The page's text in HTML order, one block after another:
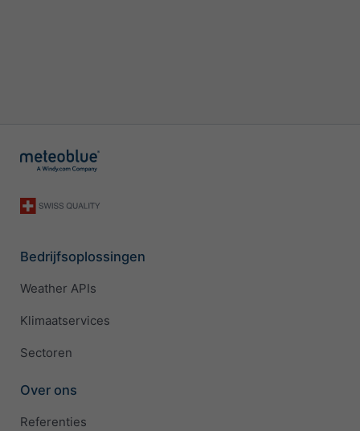
Bedrijfsoplossingen
Weather APIs
Klimaatservices
Sectoren
Over ons
Referenties